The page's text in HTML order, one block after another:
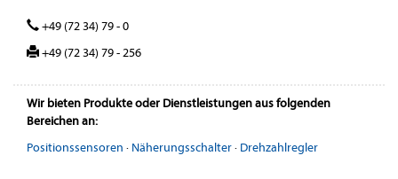
+49 (72 34) 79 - 0
+49 (72 34) 79 - 256
Wir bieten Produkte oder Dienstleistungen aus folgenden
Bereichen an:
Positionssensoren · Näherungsschalter· Drehzahlregler